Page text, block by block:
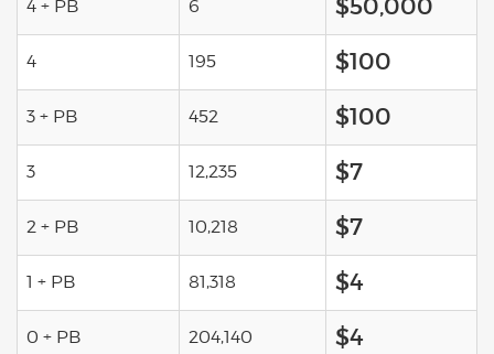
4 + PB 6 $50,000
4 195 $100
3 + PB 452 $100
3 12,235 $7
2 + PB 10,218 $7
1 + PB 81,318 $4
0 + PB 204,140 $4